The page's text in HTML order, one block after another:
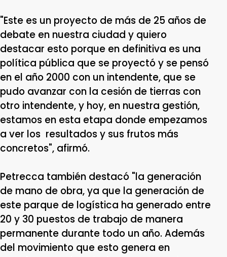
"Este es un proyecto de más de 25 años de
debate en nuestra ciudad y quiero
destacar esto porque en definitiva es una
política pública que se proyectó y se pensó
en el año 2000 con un intendente, que se
pudo avanzar con la cesión de tierras con
otro intendente, y hoy, en nuestra gestión,
estamos en esta etapa donde empezamos
a ver los resultados y sus frutos más
concretos", afirmó.
Petrecca también destacó "la generación
de mano de obra, ya que la generación de
este parque de logística ha generado entre
20 y 30 puestos de trabajo de manera
permanente durante todo un año. Además
del movimiento que esto genera en